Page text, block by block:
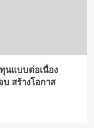
นแบบต่อเนื่อง
สร้างโอกาส